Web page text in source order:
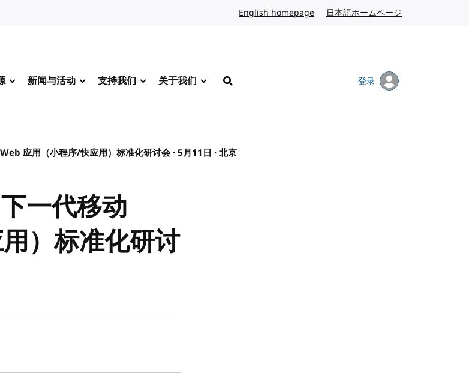
English homepage 英文日本語ホームページ
新闻与活动 支持我们 关于我们
搜索
登录
应用（小程序/快应用）标准化研讨会 · 5月11日 · 北京
一代移动
）标准化研讨